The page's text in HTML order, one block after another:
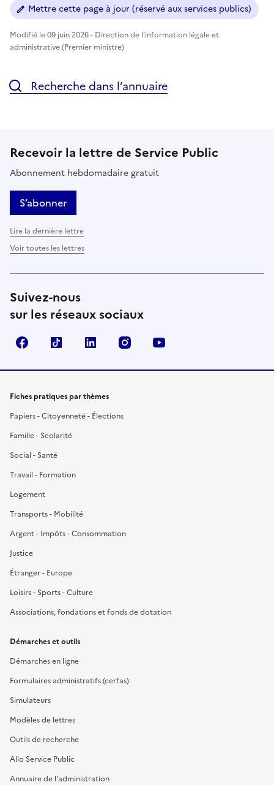
Mettre cette page à jour (réservé aux services publics)
Modifié le 09 juin 2026 - Direction de l'information légale et
administrative (Premier ministre)
Recherche dans l’annuaire
Recevoir la lettre de Service Public
Abonnement hebdomadaire gratuit
S’abonner
Lire la dernière lettre
Voir toutes les lettres
Suivez-nous
sur les réseaux sociaux
FacebookTikTok LinkedIn Instagram
Fiches pratiques par thèmes
Papiers - Citoyenneté - Élections
Famille - Scolarité
Social - Santé
Travail - Formation
Logement
Transports - Mobilité
Argent - Impôts - Consommation
Justice
Étranger - Europe
Loisirs - Sports - Culture
Associations, fondations et fonds de dotation
Démarches et outils
Démarches en ligne
Formulaires administratifs (cerfas)
Simulateurs
Modèles de lettres
Outils de recherche
Allo Service Public
Annuaire de l'administration